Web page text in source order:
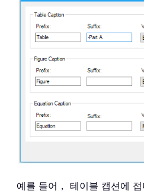
예를 들어， 테이블 캡션에